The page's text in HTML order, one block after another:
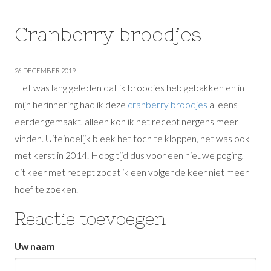
Cranberry broodjes
26 DECEMBER 2019
Het was lang geleden dat ik broodjes heb gebakken en in
mijn herinnering had ik deze cranberry broodjes al eens
eerder gemaakt, alleen kon ik het recept nergens meer
vinden. Uiteindelijk bleek het toch te kloppen, het was ook
met kerst in 2014. Hoog tijd dus voor een nieuwe poging,
dit keer met recept zodat ik een volgende keer niet meer
hoef te zoeken.
Reactie toevoegen
Laat
dit
Uw naam